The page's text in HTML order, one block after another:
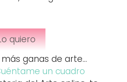
quiero
más ganas de arte…
un cuadro